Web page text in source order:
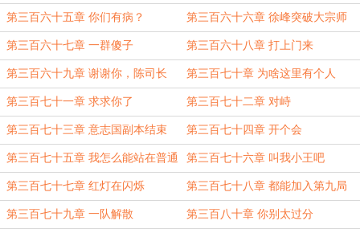
什么命啊
第三百六十五章 你们有病？ 第三百六十六章 徐峰突破大宗师
第三百六十七章 一群傻子 第三百六十八章 打上门来
第三百六十九章 谢谢你，陈司长 第三百七十章 为啥这里有个人
第三百七十一章 求求你了 第三百七十二章 对峙
第三百七十三章 意志国副本结束 第三百七十四章 开个会
第三百七十五章 我怎么能站在普通
人的后面？
第三百七十六章 叫我小王吧
第三百七十七章 红灯在闪烁 第三百七十八章 都能加入第九局
了，还要什么大卡车？
第三百七十九章 一队解散 第三百八十章 你别太过分